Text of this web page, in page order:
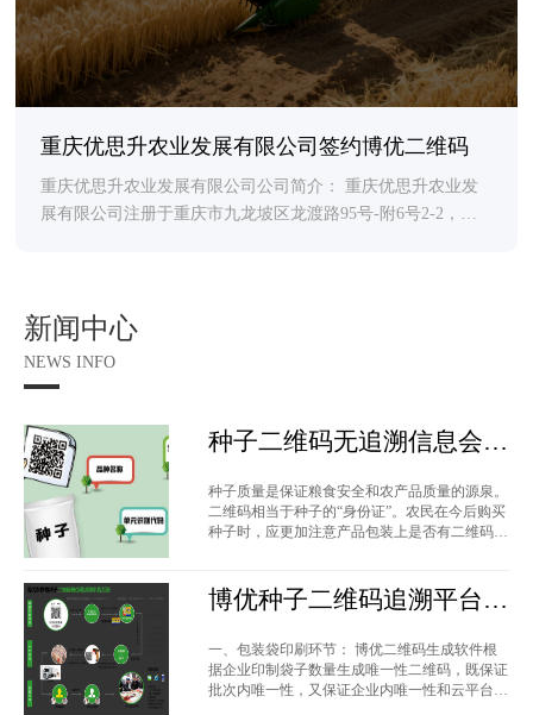
重庆优思升农业发展有限公司签约博优二维码
重庆优思升农业发展有限公司公司简介： 重庆优思升农业发
展有限公司注册于重庆市九龙坡区龙渡路95号-附6号2-2，成
新闻中心
NEWS INFO
种子二维码无追溯信息会怎
种子质量是保证粮食安全和农产品质量的源泉。
二维码相当于种子的“身份证”。农民在今后购买
种子时，应更加注意产品包装上是否有二维码标
博优种子二维码追溯平台使
一、包装袋印刷环节： 博优二维码生成软件根
据企业印制袋子数量生成唯一性二维码，既保证
批次内唯一性，又保证企业内唯一性和云平台唯